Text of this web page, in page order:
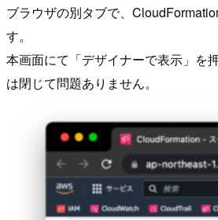
ブラウザの別タブで、
す。
本画面にて「デザイナーで表示」を
は閉じて問題ありません。